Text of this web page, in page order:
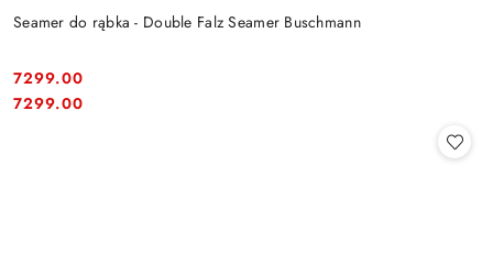
Seamer do rąbka - Double Falz Seamer Buschmann
Cena:
7299.00
Cena:
7299.00